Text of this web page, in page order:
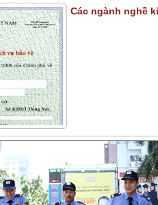
Các ngành nghề